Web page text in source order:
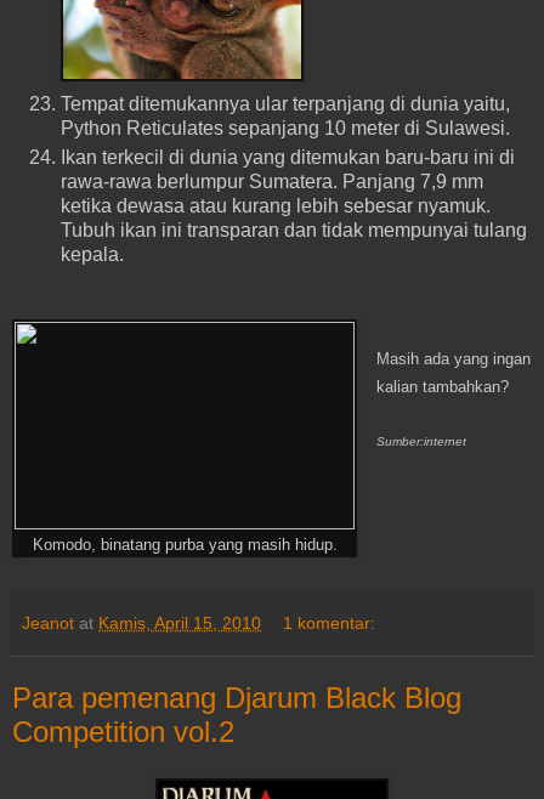
Tempat ditemukannya ular terpanjang di dunia yaitu,
Python Reticulates sepanjang 10 meter di Sulawesi.
Ikan terkecil di dunia yang ditemukan baru-baru ini di
rawa-rawa berlumpur Sumatera. Panjang 7,9 mm
ketika dewasa atau kurang lebih sebesar nyamuk.
Tubuh ikan ini transparan dan tidak mempunyai tulang
kepala.
Komodo, binatang purba yang masih hidup.
Masih ada yang ingan
kalian tambahkan?
Sumber:internet
Jeanot at Kamis, April 15, 2010 1 komentar:
Para pemenang Djarum Black Blog
Competition vol.2